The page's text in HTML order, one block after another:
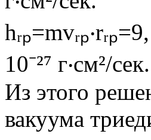
10⁻²⁷ г‧см²/сек.
Из этого
вакуума